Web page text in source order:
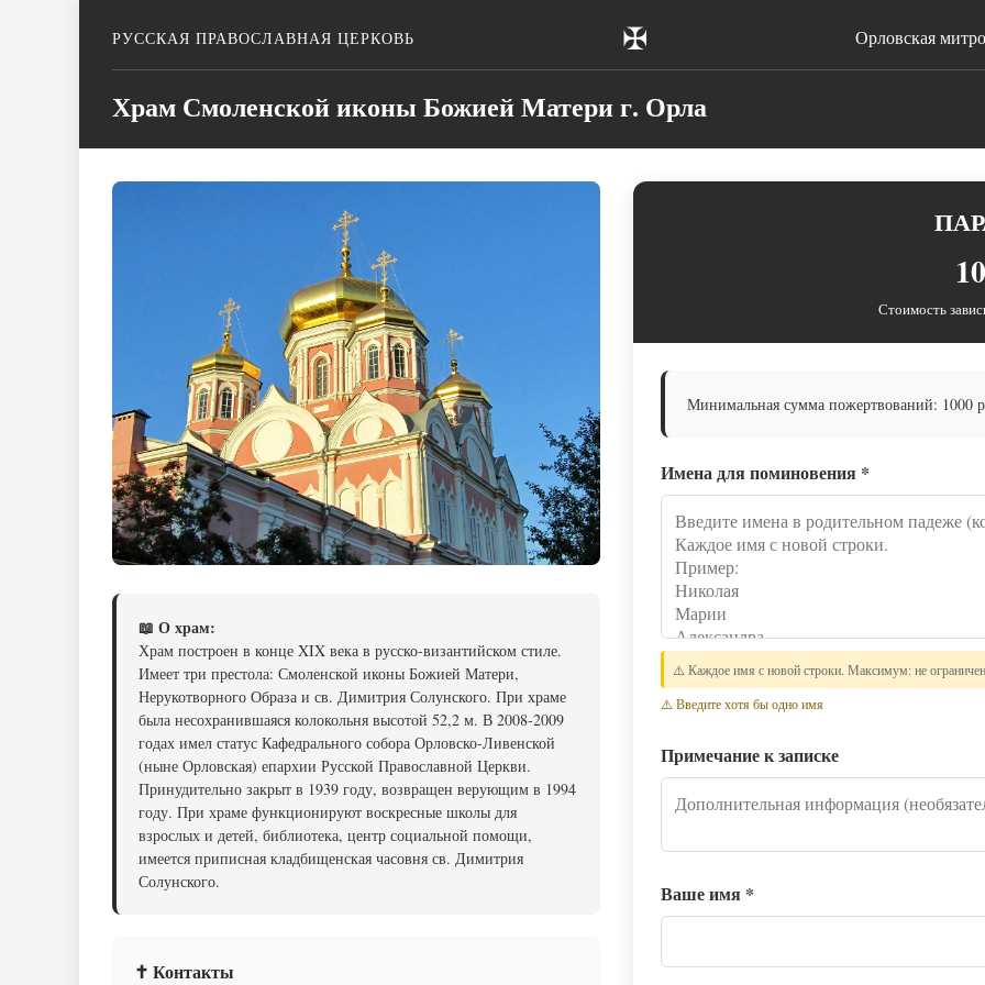
РУССКАЯ ПРАВОСЛАВНАЯ ЦЕРКОВЬ ✠ Орловская
Храм Смоленской иконы Божией Матери г. Орла
📖 О храм:
Храм построен в конце XIX века в русско-византийском стиле.
Имеет три престола: Смоленской иконы Божией Матери,
Нерукотворного Образа и св. Димитрия Солунского. При храме
была несохранившаяся колокольня высотой 52,2 м. В 2008-2009
годах имел статус Кафедрального собора Орловско-Ливенской
(ныне Орловская) епархии Русской Православной Церкви.
Принудительно закрыт в 1939 году, возвращен верующим в 1994
году. При храме функционируют воскресные школы для
взрослых и детей, библиотека, центр социальной помощи,
имеется приписная кладбищенская часовня св. Димитрия
Солунского.
✝ Контакты
Стоимость
Минимальная сумма пожертвований: 1000
Имена для поминовения *
⚠️ Каждое имя с новой строки. Максимум: не
⚠️ Введите хотя бы одно имя
Примечание к записке
Ваше имя *